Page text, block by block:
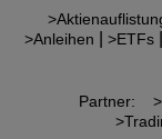
>Anleihen >ETFs
Partner: